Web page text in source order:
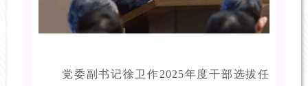
党委副书记徐卫作2025年度干部选拔任